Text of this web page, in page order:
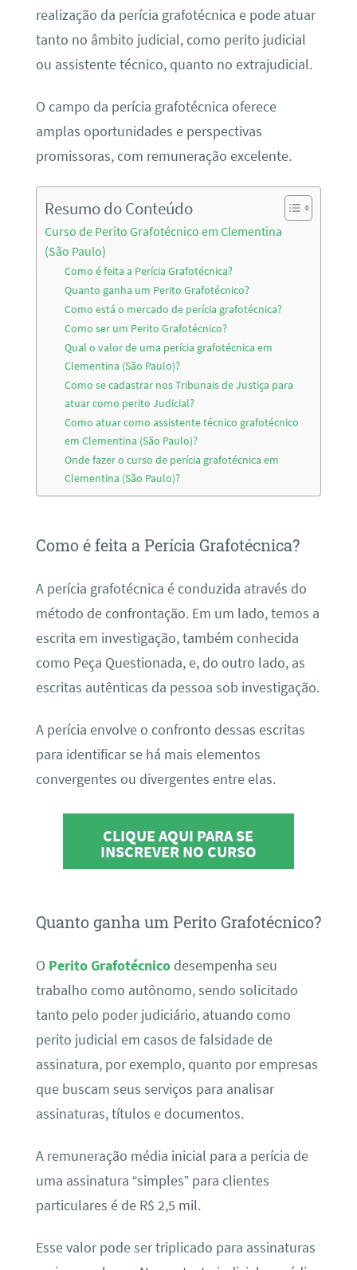
realização da perícia grafotécnica e pode atuar
tanto no âmbito judicial, como perito judicial
ou assistente técnico, quanto no extrajudicial.
O campo da perícia grafotécnica oferece
amplas oportunidades e perspectivas
promissoras, com remuneração excelente.
Resumo do Conteúdo
Curso de Perito Grafotécnico em Clementina
(São Paulo)
Como é feita a Perícia Grafotécnica?
Quanto ganha um Perito Grafotécnico?
Como está o mercado de perícia grafotécnica?
Como ser um Perito Grafotécnico?
Qual o valor de uma perícia grafotécnica em
Clementina (São Paulo)?
Como se cadastrar nos Tribunais de Justiça para
atuar como perito Judicial?
Como atuar como assistente técnico grafotécnico
em Clementina (São Paulo)?
Onde fazer o curso de perícia grafotécnica em
Clementina (São Paulo)?
Como é feita a Perícia Grafotécnica?
A perícia grafotécnica é conduzida através do
método de confrontação. Em um lado, temos a
escrita em investigação, também conhecida
como Peça Questionada, e, do outro lado, as
escritas autênticas da pessoa sob investigação.
A perícia envolve o confronto dessas escritas
para identificar se há mais elementos
convergentes ou divergentes entre elas.
CLIQUE AQUI PARA SE
INSCREVER NO CURSO
Quanto ganha um Perito Grafotécnico?
O Perito Grafotécnicodesempenha seu
trabalho como autônomo, sendo solicitado
tanto pelo poder judiciário, atuando como
perito judicial em casos de falsidade de
assinatura, por exemplo, quanto por empresas
que buscam seus serviços para analisar
assinaturas, títulos e documentos.
A remuneração média inicial para a perícia de
uma assinatura “simples” para clientes
particulares é de R$ 2,5 mil.
Esse valor pode ser triplicado para assinaturas